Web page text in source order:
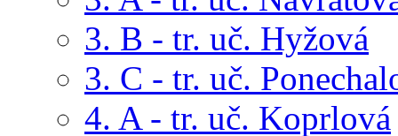
3. B - tr. uč. Hyžová
3. C - tr. uč.
4. A - tr. uč. Koprlová